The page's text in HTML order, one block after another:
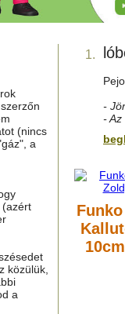
(nincs
a
(azért
közülük,
a
1.
-
- Az